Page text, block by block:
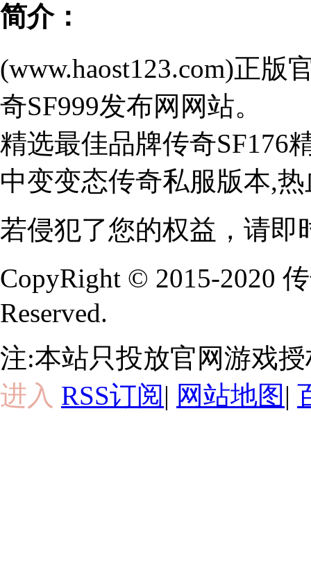
简介：
(www.haost123.com)正
奇SF999发布网网站。
精选最佳品牌传奇SF176
中变变态传奇私服版本,
若侵犯了您的权益，请即
CopyRight © 2015-2020
Reserved.
注:本站只投放官网游戏
进入 RSS订阅| 网站地图 |